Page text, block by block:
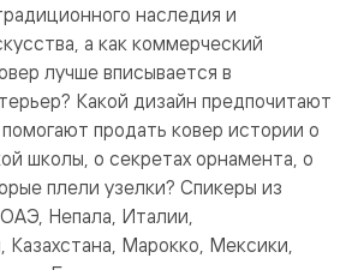
наследия и
а как коммерческий
лучше вписывается в
Какой дизайн предпочитают
продать ковер истории о
школы, о секретах орнамента, о
плели узелки? Спикеры из
Непала, Италии,
Казахстана, Марокко, Мексики,